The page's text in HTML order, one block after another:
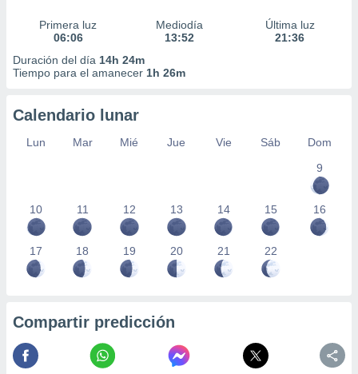
Primera luz
06:06
Mediodía
13:52
Última luz
21:36
Duración del día 14h 24m
Tiempo para el amanecer 1h 26m
Calendario lunar
Lun Mar Mié Jue Vie Sáb
Dom
9
10 11 12 13 14 15 16
17 18 19 20 21 22
Compartir predicción